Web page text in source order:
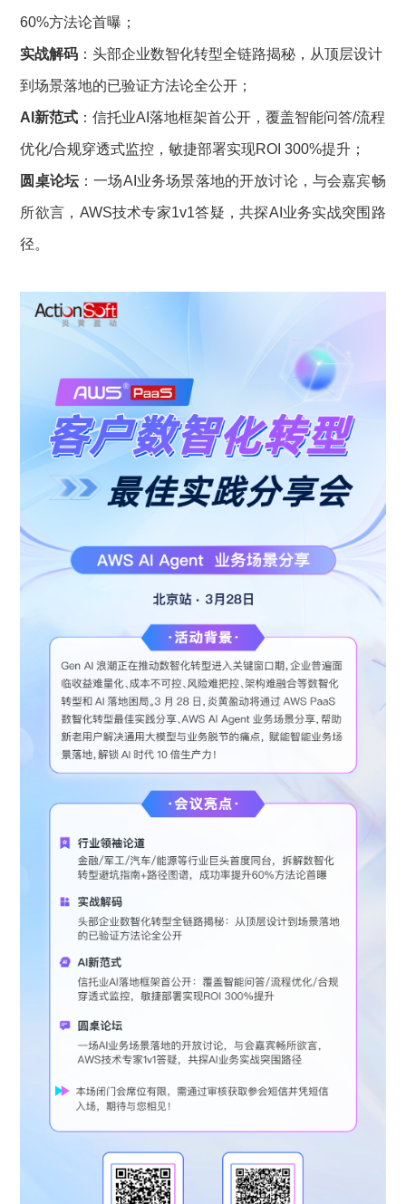
60%方法论首曝；
实战解码 ：头部企业数智化转型全链路揭秘，从顶层设计
到场景落地的已验证方法论全公开；
AI新范式 ：信托业AI落地框架首公开，覆盖智能问答/流程
优化/合规穿透式监控，敏捷部署实现ROI 300%提升；
圆桌论坛：一场AI业务场景落地的开放讨论，与会嘉宾畅
所欲言，AWS技术专家1v1答疑，共探AI业务实战突围路
径。